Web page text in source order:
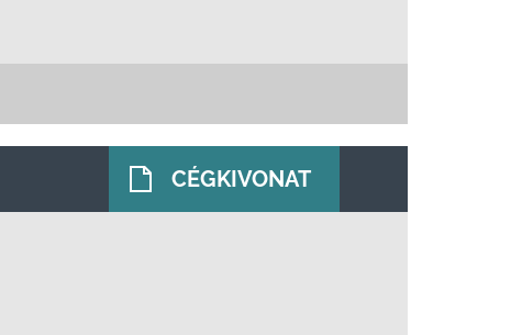
CÉGKIVONAT